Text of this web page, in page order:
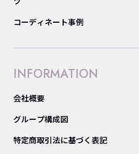
コーディネート事例
INFORMATION
会社概要
グループ構成図
特定商取引法に基づく表記